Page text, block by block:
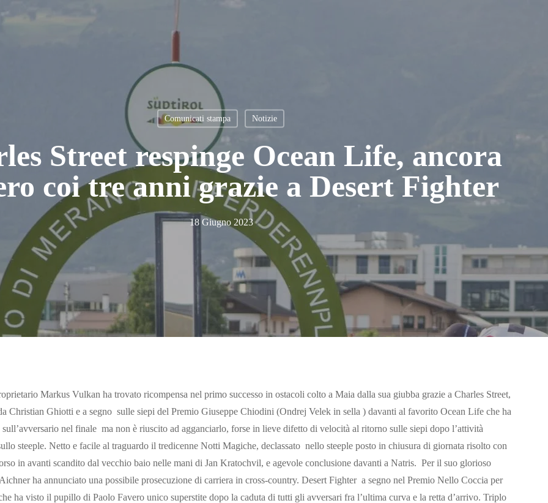
Comunicati stampa Notizie
Street respinge Ocean Life, ancora
coi tre anni grazie a Desert Fighter
18 Giugno 2023
Markus Vulkan ha trovato ricompensa nel primo successo in ostacoli colto a Maia dalla sua giubba grazie a Charles Street,
Christian Ghiotti e a segno sulle siepi del Premio Giuseppe Chiodini (Ondrej Velek in sella ) davanti al favorito Ocean Life che ha
nel finale ma non è riuscito ad agganciarlo, forse in lieve difetto di velocità al ritorno sulle siepi dopo l’attività
steeple. Netto e facile al traguardo il tredicenne Notti Magiche, declassato nello steeple posto in chiusura di giornata risolto con
in avanti scandito dal vecchio baio nelle mani di Jan Kratochvil, e agevole conclusione davanti a Natris. Per il suo glorioso
ha annunciato una possibile prosecuzione di carriera in cross-country. Desert Fighter a segno nel Premio Nello Coccia per
ha visto il pupillo di Paolo Favero unico superstite dopo la caduta di tutti gli avversari fra l’ultima curva e la retta d’arrivo. Triplo